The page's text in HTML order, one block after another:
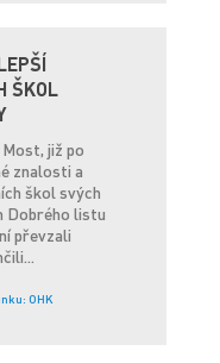
ŠKOL
již po
znalosti a
škol svých
Dobrého listu
převzali
OHK